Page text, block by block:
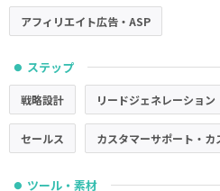
アフィリエイト広告・ASP
● ステップ
戦略設計 リードジェネレーション
セールス カスタマーサポート・カ
● ツール・素材